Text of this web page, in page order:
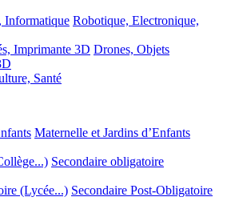
Informatique Robotique, Electronique,
Imprimante 3D Drones, Objets
Santé
Maternelle et Jardins d’Enfants
Secondaire obligatoire
(Lycée...) Secondaire Post-Obligatoire